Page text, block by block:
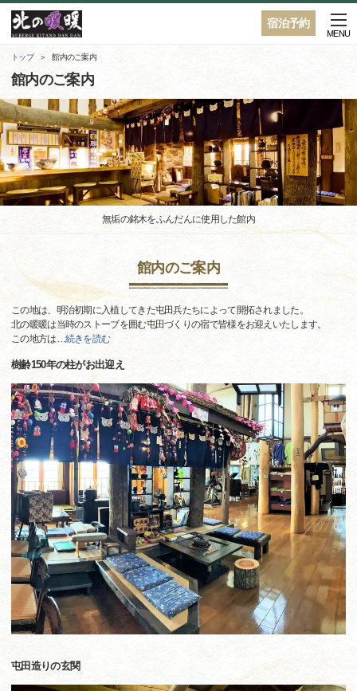
宿泊予約
MENU
トップ 館内のご案内
館内のご案内
無垢の銘木をふんだんに使用した館内
館内のご案内
この地は、明治初期に入植してきた屯田兵たちによって開拓されました。
北の暖暖は当時のストーブを囲む屯田づくりの宿で皆様をお迎えいたします。
この地方は…続きを読む
樹齢150年の柱がお出迎え
屯田造りの玄関